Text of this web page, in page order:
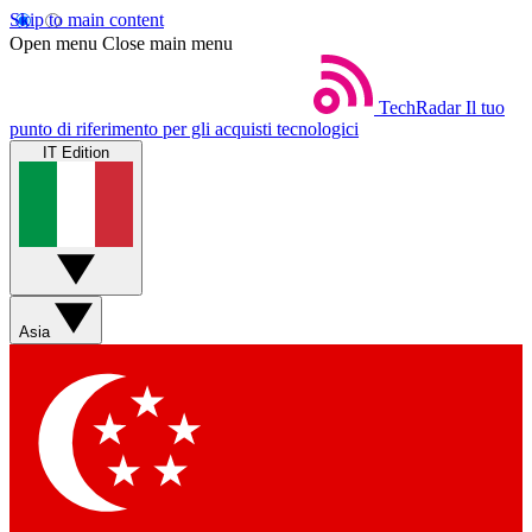
Skip to main content
Open menu Close main menu
TechRadar Il tuo
punto di riferimento per gli acquisti tecnologici
IT Edition
Asia